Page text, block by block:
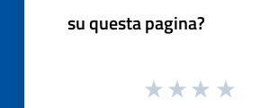
su questa pagina?